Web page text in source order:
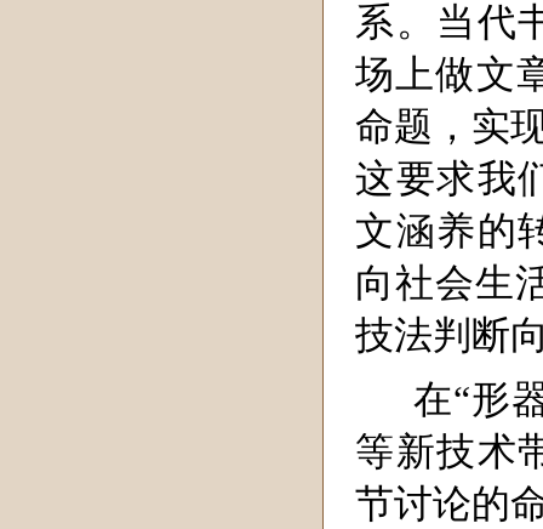
系。当代
场上做文
命题，实
这要求我
文涵养的
向社会生
技法判断
在“形
等新技术
节讨论的